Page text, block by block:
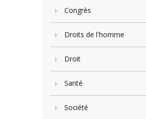
Congrès
Droits de l'homme
Droit
Santé
Société